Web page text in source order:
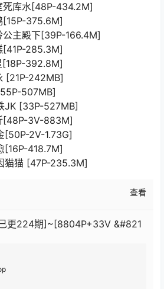
死库水[48P-434.2M]
[15P-375.6M]
公主殿下[39P-166.4M]
[41P-285.3M]
[18P-392.8M]
[21P-242MB]
507MB]
JK [33P-527MB]
[48P-3V-883M]
[50P-2V-1.73G]
[16P-418.7M]
猫猫 [47P-235.3M]
查看
更224期]~[8804P+33V &#821